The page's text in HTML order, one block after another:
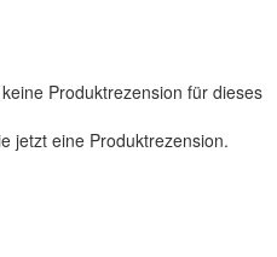
Produktrezension für dieses
jetzt eine Produktrezension.